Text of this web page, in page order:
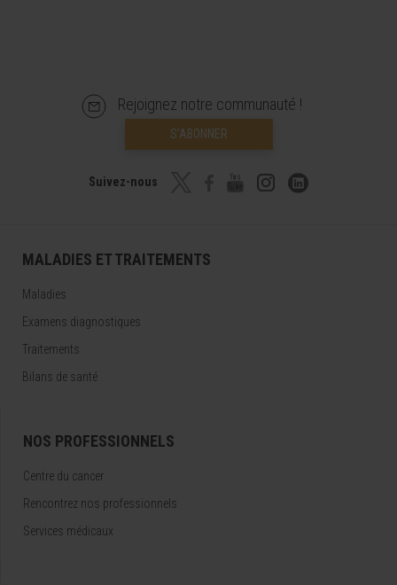
Rejoignez notre communauté !
S’ABONNER
Suivez-nous
MALADIES ET TRAITEMENTS
Maladies
Examens diagnostiques
Traitements
Bilans de santé
NOS PROFESSIONNELS
Centre du cancer
Rencontrez nos professionnels
Services médicaux